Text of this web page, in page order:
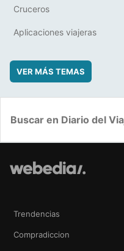
Cruceros
Aplicaciones viajeras
VER MÁS TEMAS
Trendencias
Compradiccion